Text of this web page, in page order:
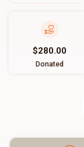
$280.00
Donated